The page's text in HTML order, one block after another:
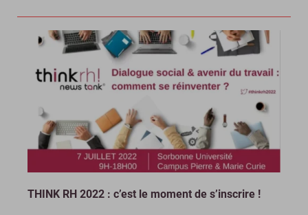
THINK RH 2022 : c’est le moment de s’inscrire !